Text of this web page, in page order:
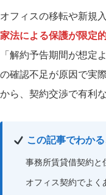
オフィスの移転や新規
家法による保護が限定
「解約予告期間が想
の確認不足が原因で実
から、契約交渉で有利
この記事でわか
事務所賃貸借契約
オフィス契約でよ